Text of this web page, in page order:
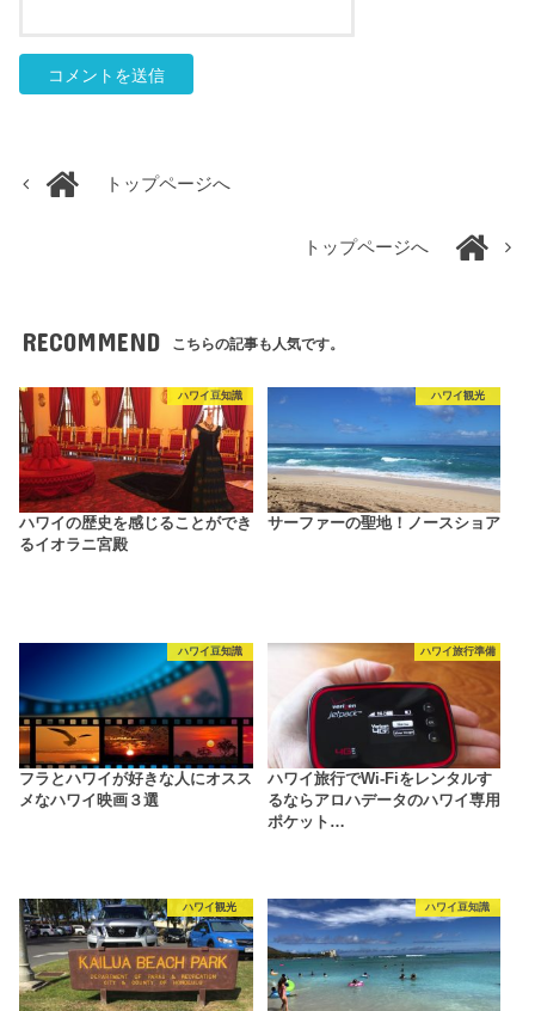
トップページへ
トップページへ
RECOMMEND こちらの記事も人気です。
ハワイ豆知識
ハワイの歴史を感じることができ
るイオラニ宮殿
ハワイ観光
サーファーの聖地！ノースショア
ハワイ豆知識
フラとハワイが好きな人にオスス
メなハワイ映画３選
ハワイ旅行準備
ハワイ旅行でWi-Fiをレンタルす
るならアロハデータのハワイ専用
ポケット…
ハワイ観光 ハワイ豆知識